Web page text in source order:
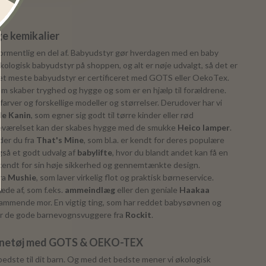
kemikalier
en del af. Babyudstyr gør hverdagen med en baby
babyudstyr på shoppen, og alt er nøje udvalgt, så det er
meste babyudstyr er certificeret med GOTS eller OekoTex.
skaber tryghed og hygge og som er en hjælp til forældrene.
og forskellige modeller og størrelser. Derudover har vi
Kanin, som egner sig godt til tørre kinder eller rød
kan der skabes hygge med de smukke Heico lamper.
du fra That's Mine, som bl.a. er kendt for deres populære
et godt udvalg af babylifte, hvor du blandt andet kan få en
kendt for sin høje sikkerhed og gennemtænkte design.
Mushie, som laver virkelig flot og praktisk børneservice.
af, som f.eks. ammeindlæg eller den geniale Haakaa
mor. En vigtig ting, som har reddet babysøvnen og
de gode barnevognsvuggere fra Rockit.
med GOTS & OEKO-TEX
til dit barn. Og med det bedste mener vi økologisk